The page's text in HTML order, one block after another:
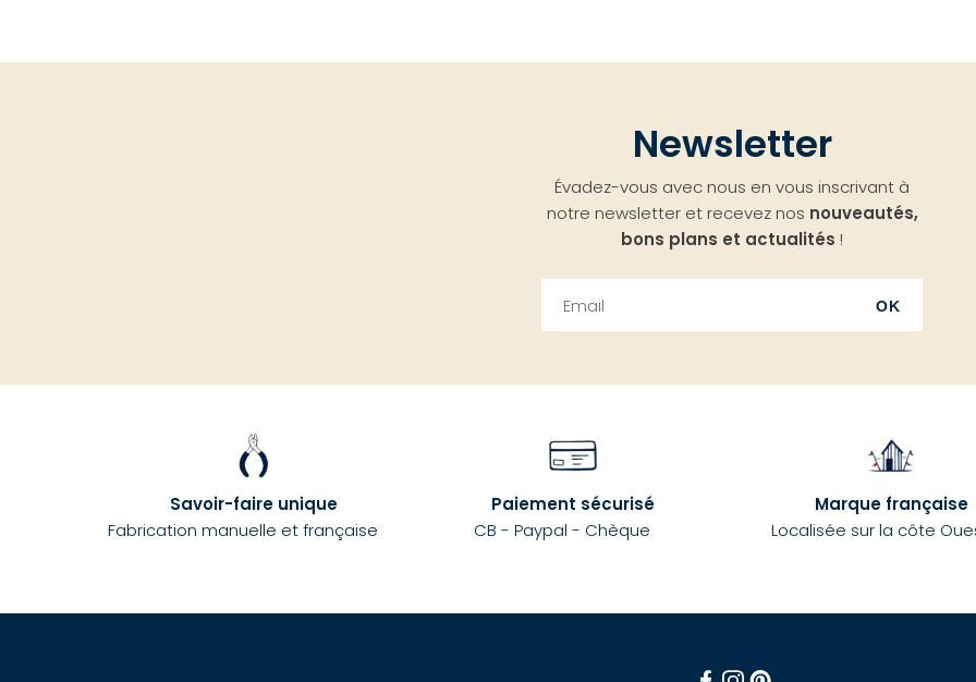
Newsletter
Évadez-vous avec nous en vous inscrivant à
notre newsletter et recevez nos nouveautés,
bons plans et actualités !
OK
Savoir-faire unique
Fabrication manuelle et française
Paiement sécurisé
CB - Paypal - Chèque
Marque française
Localisée sur la côte